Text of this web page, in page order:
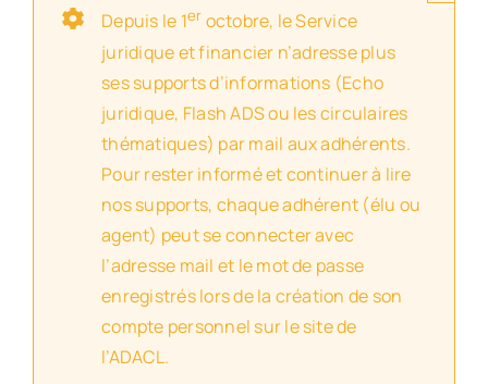
Depuis le 1er octobre, le Service
juridique et financier n’adresse plus
ses supports d’informations (Echo
juridique, Flash ADS ou les circulaires
thématiques) par mail aux adhérents.
Pour rester informé et continuer à lire
nos supports, chaque adhérent (élu ou
agent) peut se connecter avec
l’adresse mail et le mot de passe
enregistrés lors de la création de son
compte personnel sur le site de
l’ADACL.